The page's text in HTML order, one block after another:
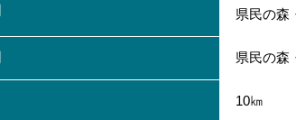
県民の森
県民の森
10㎞